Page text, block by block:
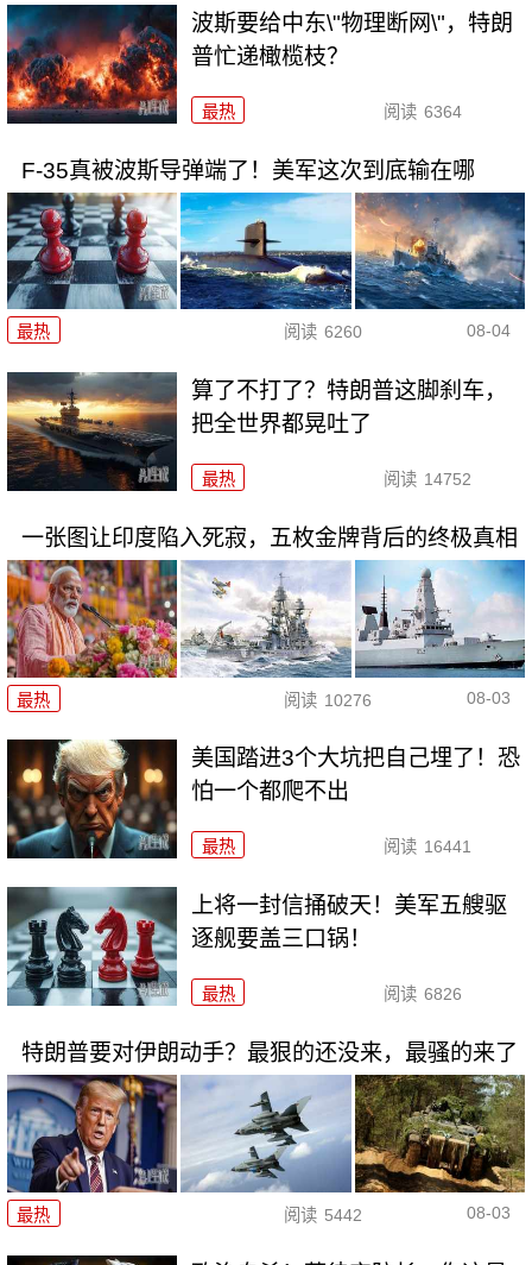
波斯要给中东\"物理断网\"，特朗
普忙递橄榄枝？
最热 阅读 6364
F-35真被波斯导弹端了！美军这次到底输在哪
最热 阅读 6260 08-04
算了不打了？特朗普这脚刹车，
把全世界都晃吐了
最热 阅读 14752
一张图让印度陷入死寂，五枚金牌背后的终极真相
最热 阅读 10276 08-03
美国踏进3个大坑把自己埋了！恐
怕一个都爬不出
最热 阅读 16441
上将一封信捅破天！美军五艘驱
逐舰要盖三口锅！
最热 阅读 6826
特朗普要对伊朗动手？最狠的还没来，最骚的来了
最热 阅读 5442 08-03